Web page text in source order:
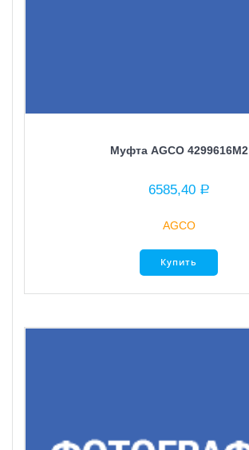
Муфта AGCO 4299616M2
6585,40 Р
AGCO
Купить